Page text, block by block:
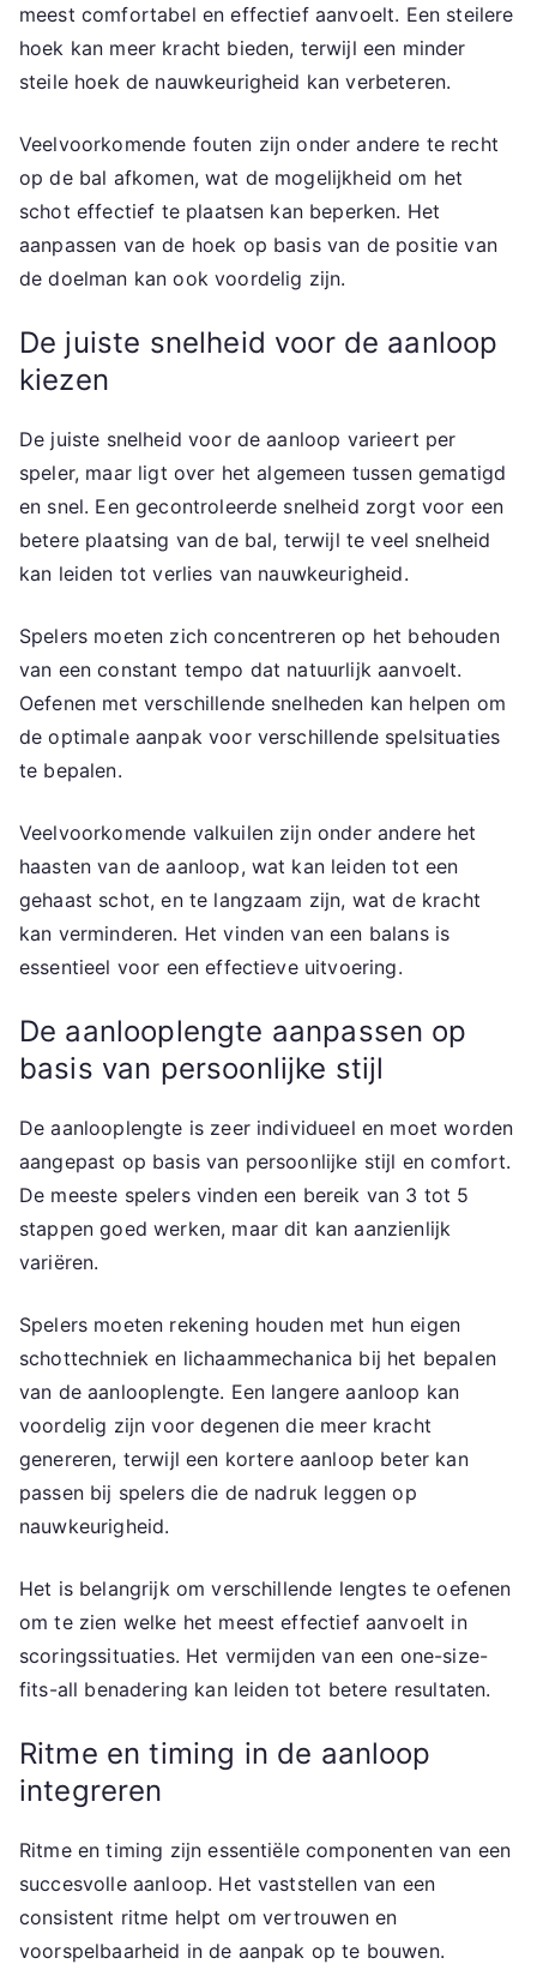
meest comfortabel en effectief aanvoelt. Een steilere
hoek kan meer kracht bieden, terwijl een minder
steile hoek de nauwkeurigheid kan verbeteren.
Veelvoorkomende fouten zijn onder andere te recht
op de bal afkomen, wat de mogelijkheid om het
schot effectief te plaatsen kan beperken. Het
aanpassen van de hoek op basis van de positie van
de doelman kan ook voordelig zijn.
De juiste snelheid voor de aanloop
kiezen
De juiste snelheid voor de aanloop varieert per
speler, maar ligt over het algemeen tussen gematigd
en snel. Een gecontroleerde snelheid zorgt voor een
betere plaatsing van de bal, terwijl te veel snelheid
kan leiden tot verlies van nauwkeurigheid.
Spelers moeten zich concentreren op het behouden
van een constant tempo dat natuurlijk aanvoelt.
Oefenen met verschillende snelheden kan helpen om
de optimale aanpak voor verschillende spelsituaties
te bepalen.
Veelvoorkomende valkuilen zijn onder andere het
haasten van de aanloop, wat kan leiden tot een
gehaast schot, en te langzaam zijn, wat de kracht
kan verminderen. Het vinden van een balans is
essentieel voor een effectieve uitvoering.
De aanlooplengte aanpassen op
basis van persoonlijke stijl
De aanlooplengte is zeer individueel en moet worden
aangepast op basis van persoonlijke stijl en comfort.
De meeste spelers vinden een bereik van 3 tot 5
stappen goed werken, maar dit kan aanzienlijk
variëren.
Spelers moeten rekening houden met hun eigen
schottechniek en lichaammechanica bij het bepalen
van de aanlooplengte. Een langere aanloop kan
voordelig zijn voor degenen die meer kracht
genereren, terwijl een kortere aanloop beter kan
passen bij spelers die de nadruk leggen op
nauwkeurigheid.
Het is belangrijk om verschillende lengtes te oefenen
om te zien welke het meest effectief aanvoelt in
scoringssituaties. Het vermijden van een one-size-
fits-all benadering kan leiden tot betere resultaten.
Ritme en timing in de aanloop
integreren
Ritme en timing zijn essentiële componenten van een
succesvolle aanloop. Het vaststellen van een
consistent ritme helpt om vertrouwen en
voorspelbaarheid in de aanpak op te bouwen.